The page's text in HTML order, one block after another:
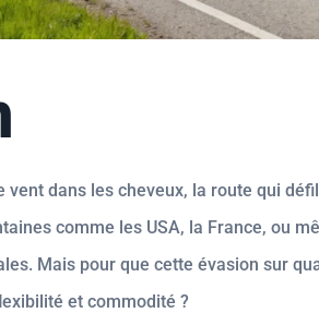
dans les cheveux, la route qui
comme les USA, la France, ou
Mais pour que cette évasion sur
et commodité ?